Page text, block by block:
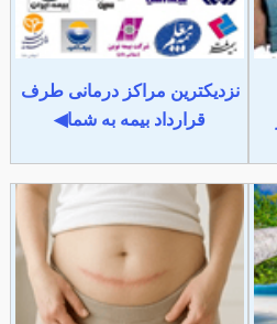
نزدیکترین مراکز درمانی طرف
قرارداد بیمه به شما◀